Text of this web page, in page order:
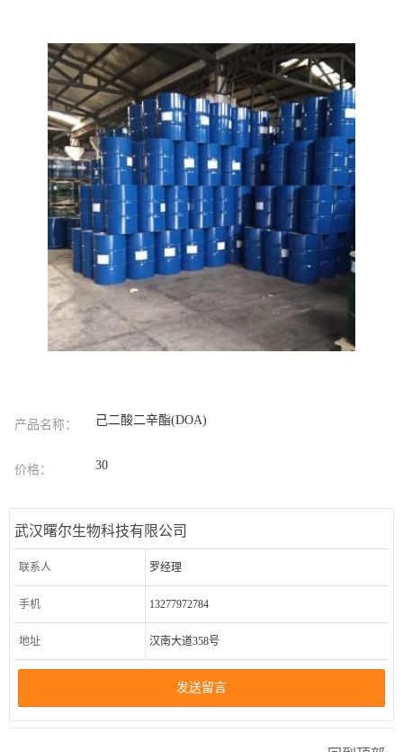
产品名称： 己二酸二辛酯(DOA)
价格： 30
武汉曙尔生物科技有限公司
联系人 罗经理
手机 13277972784
地址 汉南大道358号
发送留言